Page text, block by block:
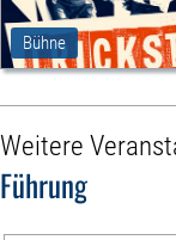
Bühne
Weitere
Führung